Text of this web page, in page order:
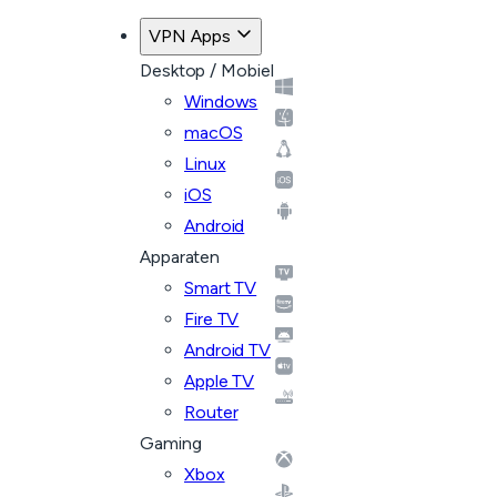
VPN Apps
Desktop / Mobiel
Windows
macOS
Linux
iOS
Android
Apparaten
Smart TV
Fire TV
Android TV
Apple TV
Router
Gaming
Xbox